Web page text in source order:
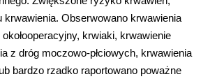
krwawienia. Obserwowano krwawienia
krwiaki, krwawienie
z dróg moczowo-płciowych, krwawienia
bardzo rzadko raportowano poważne